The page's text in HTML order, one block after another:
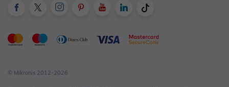
© Mikronis 2012-2026